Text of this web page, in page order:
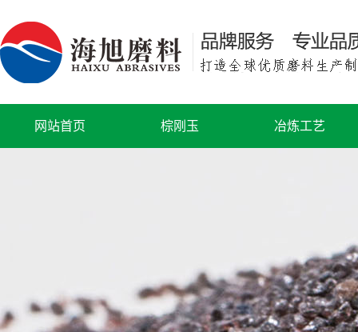
网站首页 棕刚玉 冶炼工艺